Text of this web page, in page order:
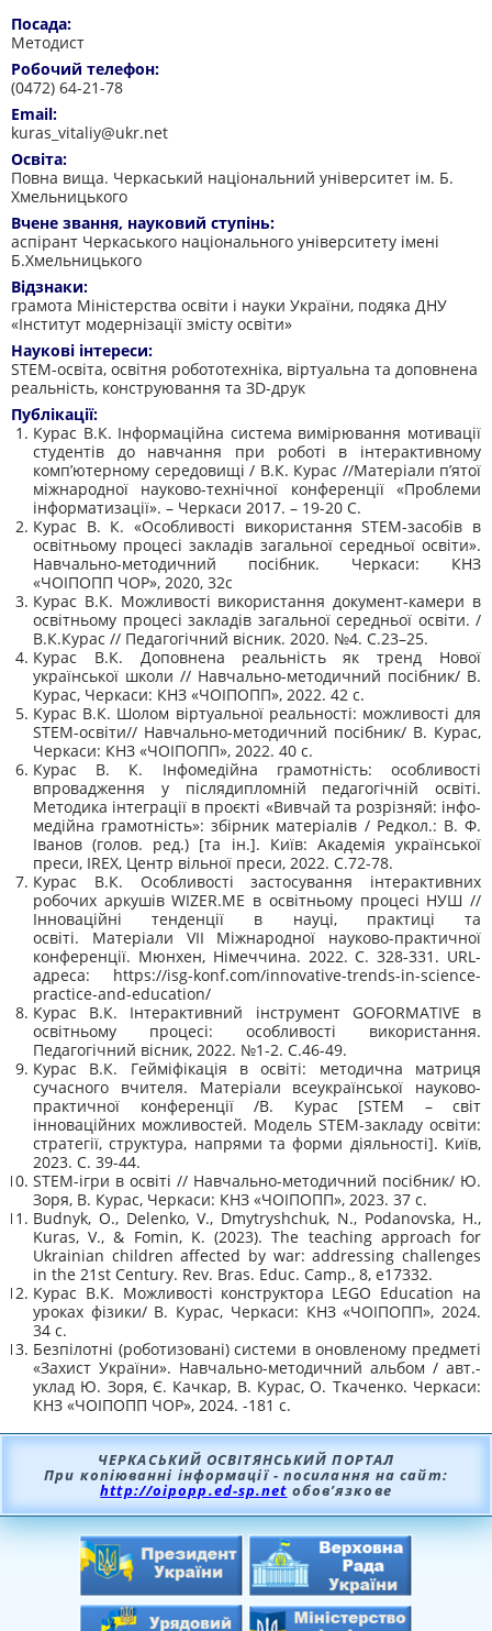
Посада:
Методист
Робочий телефон:
(0472) 64-21-78
Email:
kuras_vitaliy@ukr.net
Освіта:
Повна вища. Черкаський національний університет ім. Б.
Хмельницького
Вчене звання, науковий ступінь:
аспірант Черкаського національного університету імені
Б.Хмельницького
Відзнаки:
грамота Міністерства освіти і науки України, подяка ДНУ
«Інститут модернізації змісту освіти»
Наукові інтереси:
STEM-освіта, освітня робототехніка, віртуальна та доповнена
реальність, конструювання та ЗD-друк
Публікації:
Курас В.К. Інформаційна система вимірювання мотивації
студентів до навчання при роботі в інтерактивному
комп’ютерному середовищі / В.К. Курас //Матеріали п’ятої
міжнародної науково-технічної конференції «Проблеми
інформатизації». – Черкаси 2017. – 19-20 С.
Курас В. К. «Особливості використання STEM-засобів в
освітньому процесі закладів загальної середньої освіти».
Навчально-методичний посібник. Черкаси: КНЗ
«ЧОІПОПП ЧОР», 2020, 32с
Курас В.К. Можливості використання документ-камери в
освітньому процесі закладів загальної середньої освіти. /
В.К.Курас // Педагогічний вісник. 2020. №4. С.23–25.
Курас В.К. Доповнена реальність як тренд Нової
української школи // Навчально-методичний посібник/ В.
Курас, Черкаси: КНЗ «ЧОІПОПП», 2022. 42 с.
Курас В.К. Шолом віртуальної реальності: можливості для
STEM-освіти// Навчально-методичний посібник/ В. Курас,
Черкаси: КНЗ «ЧОІПОПП», 2022. 40 с.
Курас В. К. Інфомедійна грамотність: особливості
впровадження у післядипломній педагогічній освіті.
Методика інтеграції в проєкті «Вивчай та розрізняй: інфо-
медійна грамотність»: збірник матеріалів / Редкол.: В. Ф.
Іванов (голов. ред.) [та ін.]. Київ: Академія української
преси, IREX, Центр вільної преси, 2022. С.72-78.
Курас В.К. Особливості застосування інтерактивних
робочих аркушів WIZER.ME в освітньому процесі НУШ //
Інноваційні тенденції в науці, практиці та
освіті. Матеріали VII Міжнародної науково-практичної
конференції. Мюнхен, Німеччина. 2022. С. 328-331. URL-
адреса: https://isg-konf.com/innovative-trends-in-science-
practice-and-education/
Курас В.К. Інтерактивний інструмент GOFORMATIVE в
освітньому процесі: особливості використання.
Педагогічний вісник, 2022. №1-2. С.46-49.
Курас В.К. Гейміфікація в освіті: методична матриця
сучасного вчителя. Матеріали всеукраїнської науково-
практичної конференції /В. Курас [STEM – світ
інноваційних можливостей. Модель STEM-закладу освіти:
стратегії, структура, напрями та форми діяльності]. Київ,
2023. С. 39-44.
STEM-ігри в освіті // Навчально-методичний посібник/ Ю.
Зоря, В. Курас, Черкаси: КНЗ «ЧОІПОПП», 2023. 37 с.
Budnyk, O., Delenko, V., Dmytryshchuk, N., Podanovska, H.,
Kuras, V., & Fomin, K. (2023). The teaching approach for
Ukrainian children affected by war: addressing challenges
in the 21st Century. Rev. Bras. Educ. Camp., 8, e17332.
Курас В.К. Можливості конструктора LEGO Education на
уроках фізики/ В. Курас, Черкаси: КНЗ «ЧОІПОПП», 2024.
34 с.
Безпілотні (роботизовані) системи в оновленому предметі
«Захист України». Навчально-методичний альбом / авт.-
уклад Ю. Зоря, Є. Качкар, В. Курас, О. Ткаченко. Черкаси:
КНЗ «ЧОІПОПП ЧОР», 2024. -181 с.
ЧЕРКАСЬКИЙ ОСВІТЯНСЬКИЙ ПОРТАЛ
При копіюванні інформації - посилання на сайт:
http://oipopp.ed-sp.net обов’язкове